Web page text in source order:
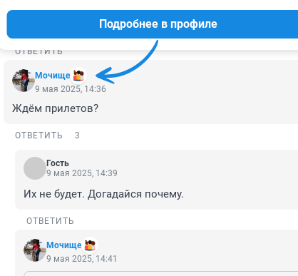
Путин Президент Галактики!
ОТВЕТИТЬ
Мочище
Подробнее в профиле
9 мая 2025, 14:36
Ждём прилетов?
ОТВЕТИТЬ 3
Гость
9 мая 2025, 14:39
Их не будет. Догадайся почему.
ОТВЕТИТЬ
Мочище
9 мая 2025, 14:41